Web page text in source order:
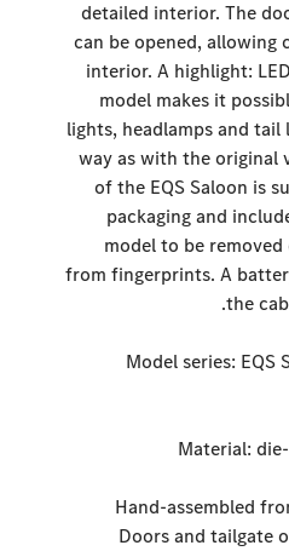
detailed interior. The
can be opened, allowing
interior. A highlight:
model makes it
lights, headlamps and
way as with the original
of the EQS Saloon is
packaging and
model to be
from fingerprints. A
the
- Model series: